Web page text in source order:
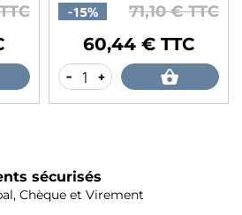
-15% 71,10 € TTC
60,44 € TTC
- +
sécurisés
Chèque et Virement